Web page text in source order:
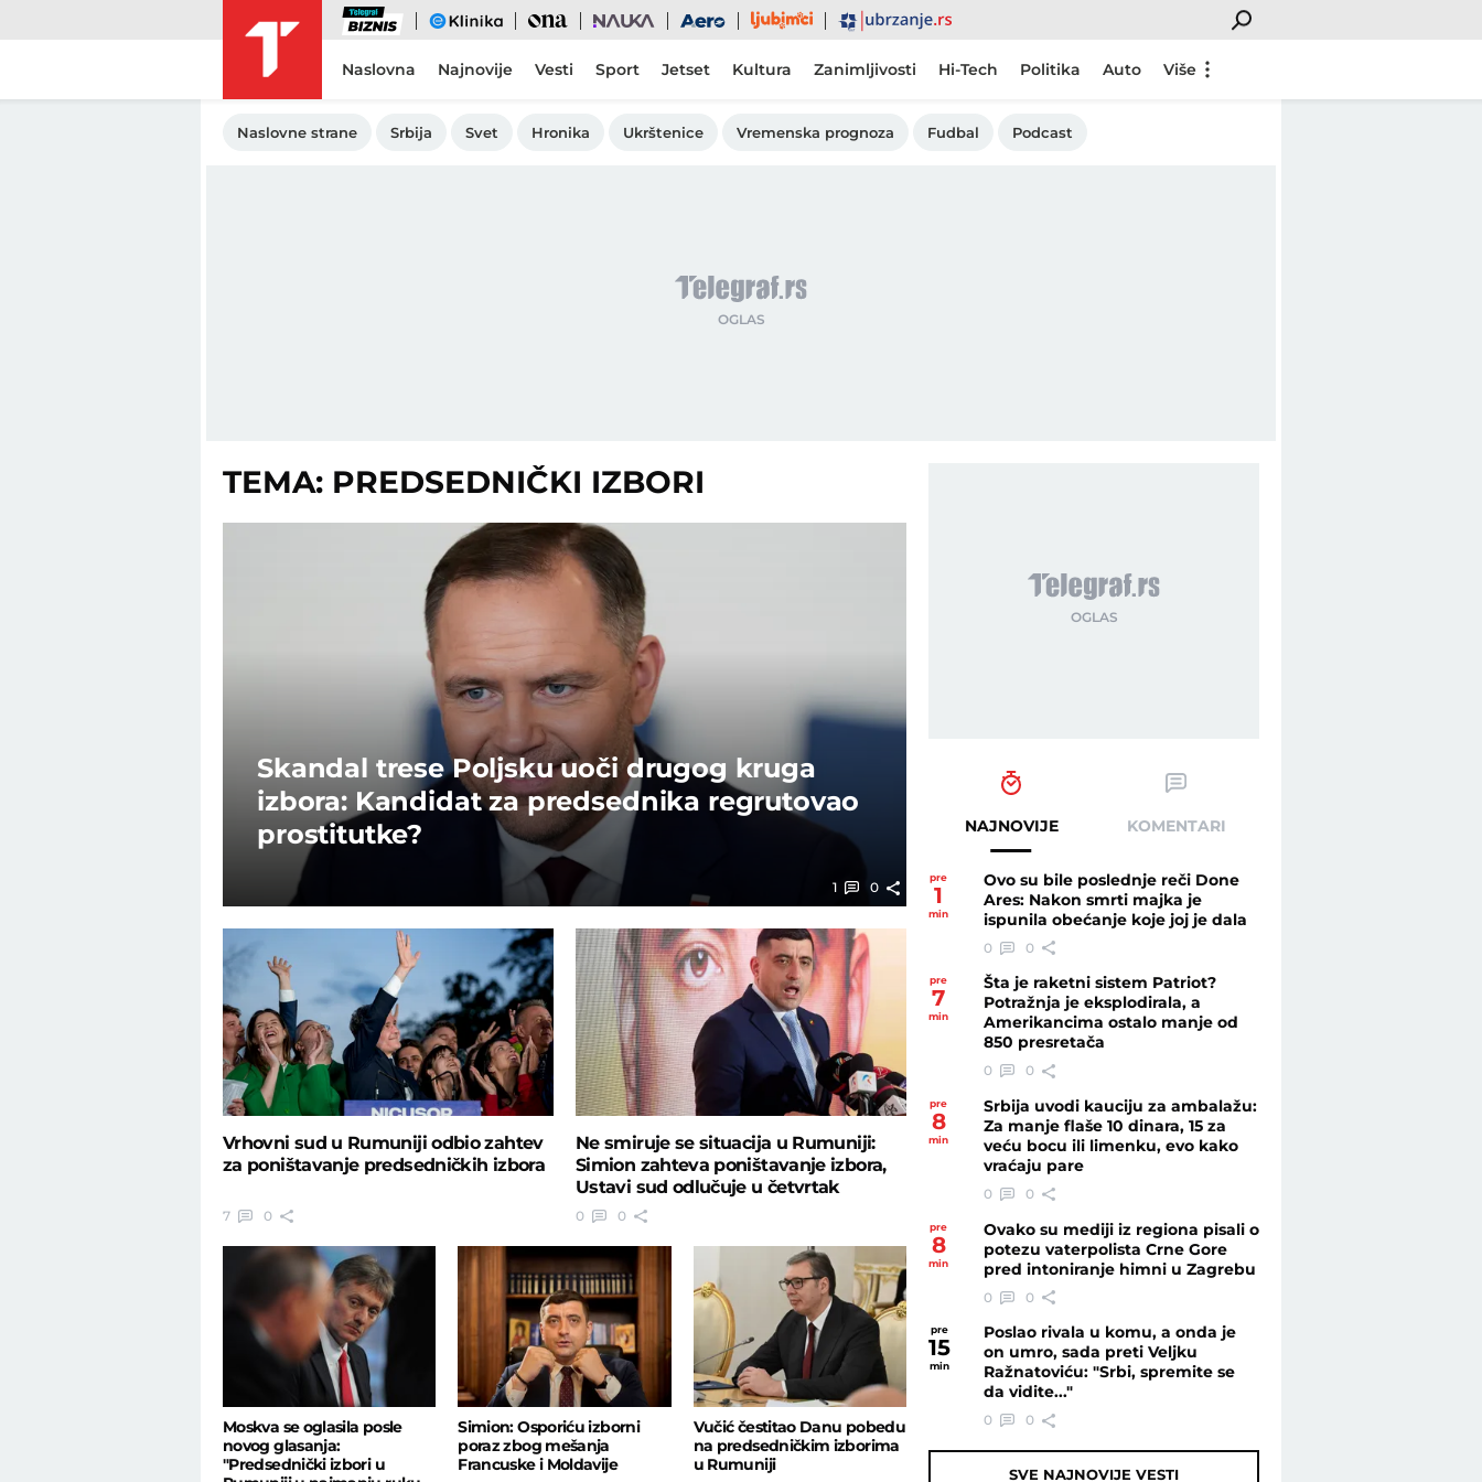
Biznis eKlinika Ona Nauka Aero Ljubimci Ubrzanje
Naslovna Najnovije Vesti Sport Jetset Kultura Zanimljivosti Hi-Tech Politika Auto Više
Naslovne strane Srbija Svet Hronika Ukrštenice Vremenska prognoza Fudbal Podcast
TEMA: PREDSEDNIČKI IZBORI
Skandal trese Poljsku uoči drugog kruga
izbora: Kandidat za predsednika regrutovao
prostitutke?
1 0
Vrhovni sud u Rumuniji odbio zahtev
za poništavanje predsedničkih izbora
7 0
Ne smiruje se situacija u Rumuniji:
Simion zahteva poništavanje izbora,
Ustavi sud odlučuje u četvrtak
0 0
Moskva se oglasila posle
novog glasanja:
"Predsednički izbori u
Simion: Osporiću izborni
poraz zbog mešanja
Francuske i Moldavije
Vučić čestitao Danu pobedu
na predsedničkim izborima
u Rumuniji
NAJNOVIJE KOMENTARI
pre
1
min
Ovo su bile poslednje reči Done
Ares: Nakon smrti majka je
ispunila obećanje koje joj je dala
0 0
pre
7
min
Šta je raketni sistem Patriot?
Potražnja je eksplodirala, a
Amerikancima ostalo manje od
850 presretača
0 0
pre
8
min
Srbija uvodi kauciju za ambalažu:
Za manje flaše 10 dinara, 15 za
veću bocu ili limenku, evo kako
vraćaju pare
0 0
pre
8
min
Ovako su mediji iz regiona pisali o
potezu vaterpolista Crne Gore
pred intoniranje himni u Zagrebu
0 0
pre
15
min
Poslao rivala u komu, a onda je
on umro, sada preti Veljku
Ražnatoviću: "Srbi, spremite se
da vidite..."
0 0
SVE NAJNOVIJE VESTI